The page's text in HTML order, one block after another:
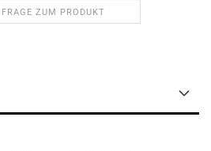
FRAGE ZUM PRODUKT